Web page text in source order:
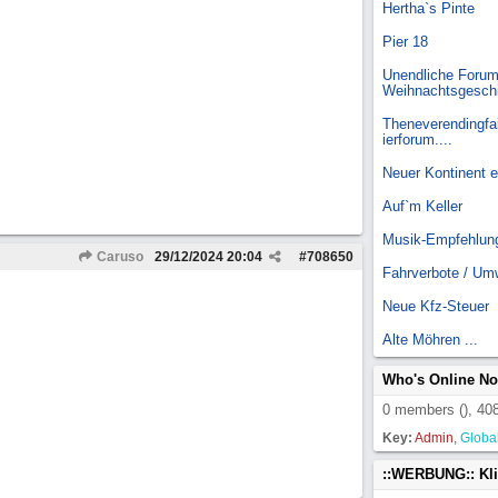
Caruso #708650
29/12/2024 20:04
Hertha`s Pinte
Pier 18
Unendliche
ierforum....
Neuer Kontinent
Auf`m Keller
Musik-
Fahrverbote /
Neue Kfz-Steuer
Alte Möhren ...
Who's Online
0 members (),
Key: Admin,
::WERBUNG::